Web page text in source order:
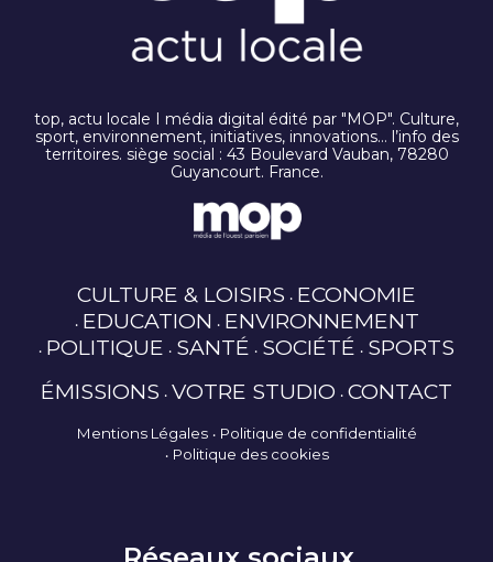
top, actu locale I média digital édité par "MOP". Culture,
sport, environnement, initiatives, innovations… l’info des
territoires. siège social : 43 Boulevard Vauban, 78280
Guyancourt. France.
CULTURE & LOISIRS ECONOMIE
EDUCATION ENVIRONNEMENT
POLITIQUE SANTÉ SOCIÉTÉ SPORTS
ÉMISSIONS VOTRE STUDIO CONTACT
Mentions Légales
Politique de confidentialité
Politique des cookies